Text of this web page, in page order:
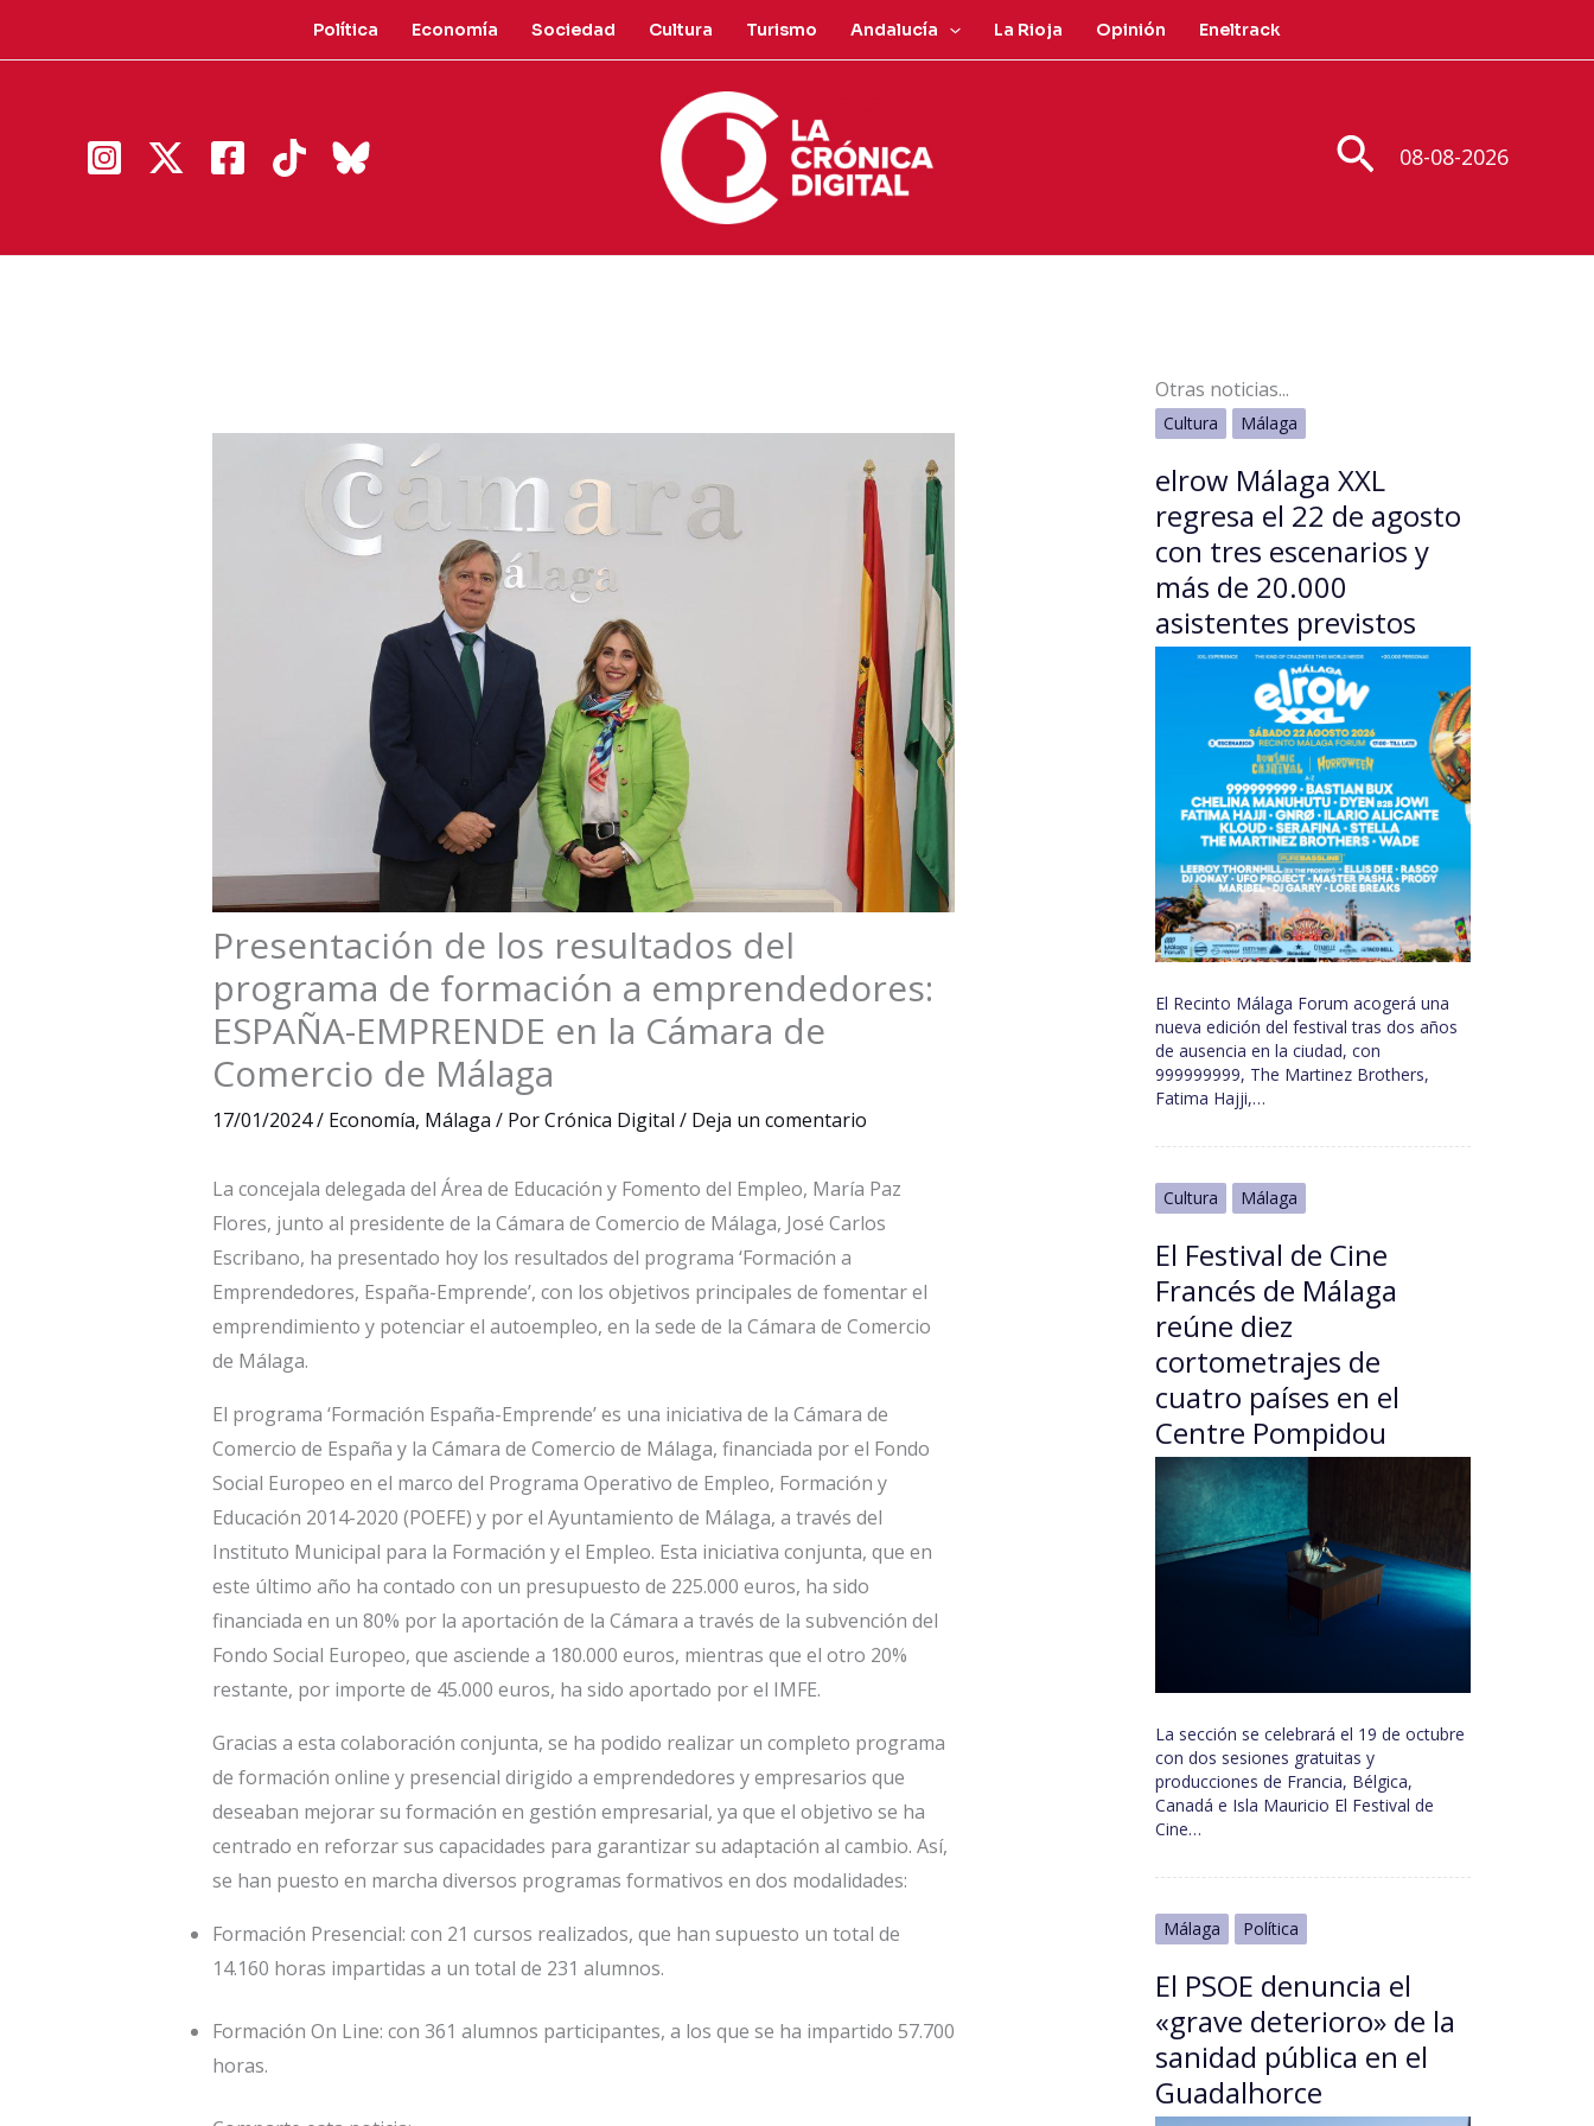
Política Economía Sociedad Cultura Turismo Andalucía La Rioja Opinión Eneltrack
Buscar
08-08-2026
Presentación de los resultados del
programa de formación a emprendedores:
ESPAÑA-EMPRENDE en la Cámara de
Comercio de Málaga
17/01/2024/ Economía, Málaga / PorCrónica Digital / Deja un comentario
La concejala delegada del Área de Educación y Fomento del Empleo, María Paz
Flores, junto al presidente de la Cámara de Comercio de Málaga, José Carlos
Escribano, ha presentado hoy los resultados del programa ‘Formación a
Emprendedores, España-Emprende’, con los objetivos principales de fomentar el
emprendimiento y potenciar el autoempleo, en la sede de la Cámara de Comercio
de Málaga.
El programa ‘Formación España-Emprende’ es una iniciativa de la Cámara de
Comercio de España y la Cámara de Comercio de Málaga, financiada por el Fondo
Social Europeo en el marco del Programa Operativo de Empleo, Formación y
Educación 2014-2020 (POEFE) y por el Ayuntamiento de Málaga, a través del
Instituto Municipal para la Formación y el Empleo. Esta iniciativa conjunta, que en
este último año ha contado con un presupuesto de 225.000 euros, ha sido
financiada en un 80% por la aportación de la Cámara a través de la subvención del
Fondo Social Europeo, que asciende a 180.000 euros, mientras que el otro 20%
restante, por importe de 45.000 euros, ha sido aportado por el IMFE.
Gracias a esta colaboración conjunta, se ha podido realizar un completo programa
de formación online y presencial dirigido a emprendedores y empresarios que
deseaban mejorar su formación en gestión empresarial, ya que el objetivo se ha
centrado en reforzar sus capacidades para garantizar su adaptación al cambio. Así,
se han puesto en marcha diversos programas formativos en dos modalidades:
Formación Presencial: con 21 cursos realizados, que han supuesto un total de
14.160 horas impartidas a un total de 231 alumnos.
Formación On Line: con 361 alumnos participantes, a los que se ha impartido 57.700
horas.
Otras noticias...
Cultura Málaga
elrow Málaga XXL
regresa el 22 de agosto
con tres escenarios y
más de 20.000
asistentes previstos
El Recinto Málaga Forum acogerá una
nueva edición del festival tras dos años
de ausencia en la ciudad, con
999999999, The Martinez Brothers,
Fatima Hajji,…
Cultura Málaga
El Festival de Cine
Francés de Málaga
reúne diez
cortometrajes de
cuatro países en el
Centre Pompidou
La sección se celebrará el 19 de octubre
con dos sesiones gratuitas y
producciones de Francia, Bélgica,
Canadá e Isla Mauricio El Festival de
Cine…
Málaga Política
El PSOE denuncia el
«grave deterioro» de la
sanidad pública en el
Guadalhorce